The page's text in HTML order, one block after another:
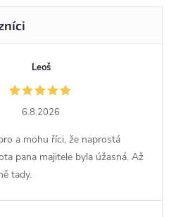
Leoš
6.8.2026
a mohu říci, že naprostá
pana majitele byla úžasná. Až
tady.